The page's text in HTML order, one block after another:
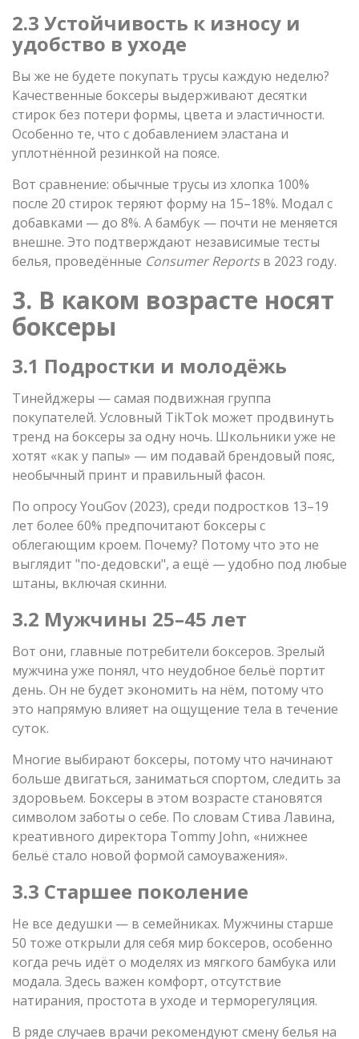
2.3 Устойчивость к износу и
удобство в уходе
Вы же не будете покупать трусы каждую неделю?
Качественные боксеры выдерживают десятки
стирок без потери формы, цвета и эластичности.
Особенно те, что с добавлением эластана и
уплотнённой резинкой на поясе.
Вот сравнение: обычные трусы из хлопка 100%
после 20 стирок теряют форму на 15–18%. Модал с
добавками — до 8%. А бамбук — почти не меняется
внешне. Это подтверждают независимые тесты
белья, проведённые Consumer Reportsв 2023 году.
3. В каком возрасте носят
боксеры
3.1 Подростки и молодёжь
Тинейджеры — самая подвижная группа
покупателей. Условный TikTok может продвинуть
тренд на боксеры за одну ночь. Школьники уже не
хотят «как у папы» — им подавай брендовый пояс,
необычный принт и правильный фасон.
По опросу YouGov (2023), среди подростков 13–19
лет более 60% предпочитают боксеры с
облегающим кроем. Почему? Потому что это не
выглядит "по-дедовски", а ещё — удобно под любые
штаны, включая скинни.
3.2 Мужчины 25–45 лет
Вот они, главные потребители боксеров. Зрелый
мужчина уже понял, что неудобное бельё портит
день. Он не будет экономить на нём, потому что
это напрямую влияет на ощущение тела в течение
суток.
Многие выбирают боксеры, потому что начинают
больше двигаться, заниматься спортом, следить за
здоровьем. Боксеры в этом возрасте становятся
символом заботы о себе. По словам Стива Лавина,
креативного директора Tommy John, «нижнее
бельё стало новой формой самоуважения».
3.3 Старшее поколение
Не все дедушки — в семейниках. Мужчины старше
50 тоже открыли для себя мир боксеров, особенно
когда речь идёт о моделях из мягкого бамбука или
модала. Здесь важен комфорт, отсутствие
натирания, простота в уходе и терморегуляция.
В ряде случаев врачи рекомендуют смену белья на